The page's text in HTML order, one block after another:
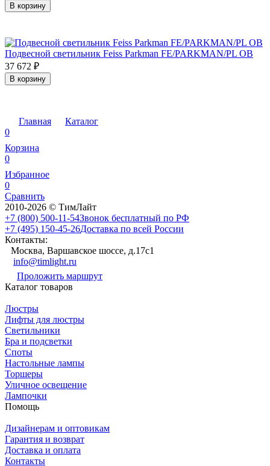
В корзину
Подвесной светильник Feiss Parkman FE/PARKMAN/PL OB
37 672 ₽
В корзину
Главная
Каталог
0
Корзина
0
Избранное
0
Сравнить
2010-2026 © ТимЛайт
+7 (800) 500-11-54Звонок бесплатный по РФ
+7 (495) 150-45-26Доставка по всей России
Контакты:
Москва, Варшавское шоссе, д.17c1
info@timlight.ru
Проложить маршрут
Каталог товаров
Люстры
Лифты для люстры
Светильники
Бра и подсветки
Споты
Настольные лампы
Торшеры
Уличное освещение
Лампочки
Помощь
Дизайнерам и оптовикам
Гарантия и возврат
Доставка и оплата
Контакты